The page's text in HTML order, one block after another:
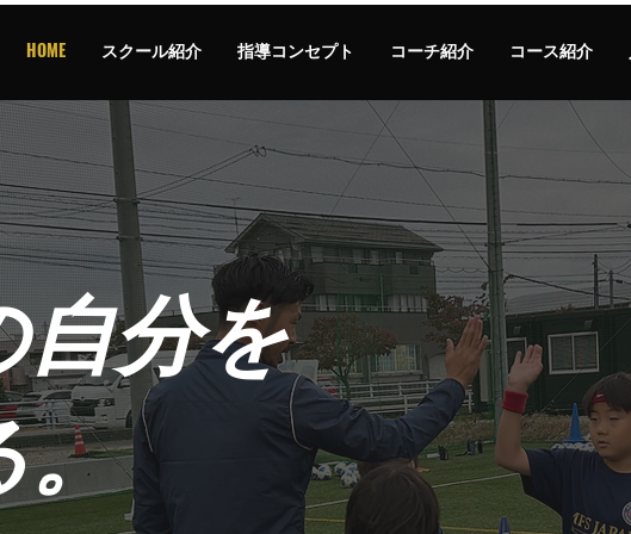
HOME スクール紹介 指導コンセプト コーチ紹介 コース紹介
分を
。